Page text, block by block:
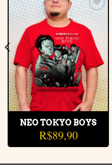
Adicionar
à lista de
desejos
NEO TOKYO BOYS
R$89,90